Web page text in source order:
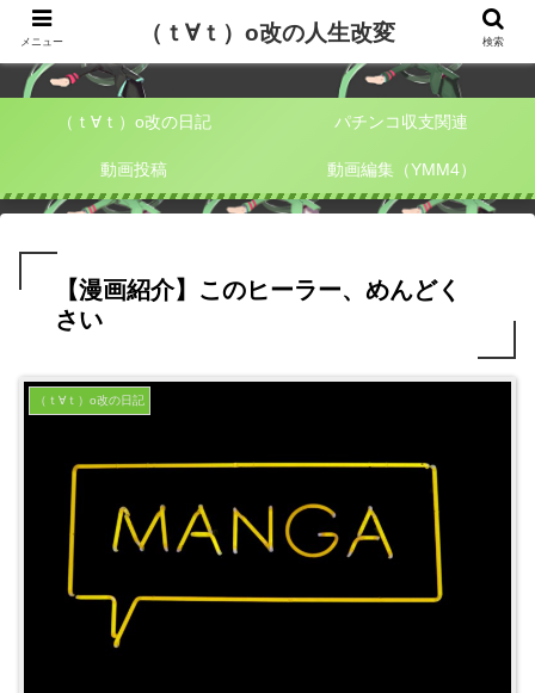
（ｔ∀ｔ）o改の人生改変
（ｔ∀ｔ）o改の日記 パチンコ収支関連
動画投稿 動画編集（YMM4）
【漫画紹介】このヒーラー、めんどく
さい
（ｔ∀ｔ）o改の日記
メニュー （ｔ∀ｔ）o改の人生改変 検索